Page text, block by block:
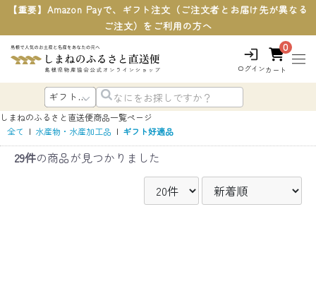
【重要】Amazon Payで、ギフト注文（ご注文者とお届け先が異なる
ご注文）をご利用の方へ
ログイン
0
カート
しまねのふるさと直送便商品一覧ページ
全て | 水産物・水産加工品 | ギフト好適品
29件の商品が見つかりました